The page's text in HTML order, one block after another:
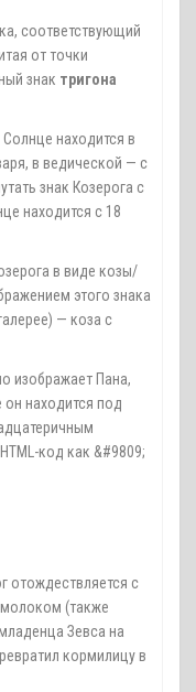
соответствующий
от точки
знак тригона
Солнце находится в
в ведической — с
знак Козерога с
находится с 18
в виде козы/
этого знака
— коза с
изображает Пана,
находится под
код как &#9809;
отождествляется с
(также
Зевса на
кормилицу в